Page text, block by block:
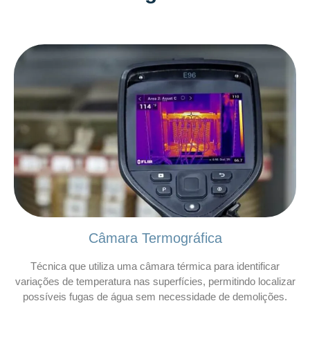
Câmara Termográfica
Técnica que utiliza uma câmara térmica para identificar
variações de temperatura nas superfícies, permitindo localizar
possíveis fugas de água sem necessidade de demolições.